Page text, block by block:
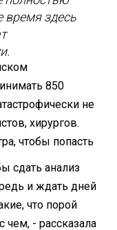
здесь
850
не
хирургов.
чтобы попасть
сдать анализ
и ждать дней
что порой
чем, - рассказала